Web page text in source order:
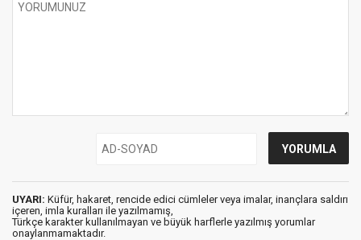
UYARI: Küfür, hakaret, rencide edici cümleler veya imalar, inançlara saldırı
içeren, imla kuralları ile yazılmamış,
Türkçe karakter kullanılmayan ve büyük harflerle yazılmış yorumlar
onaylanmamaktadır.